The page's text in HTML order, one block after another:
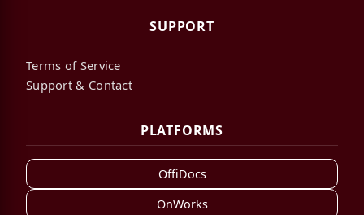
SUPPORT
Terms of Service
Support & Contact
PLATFORMS
OffiDocs
OnWorks